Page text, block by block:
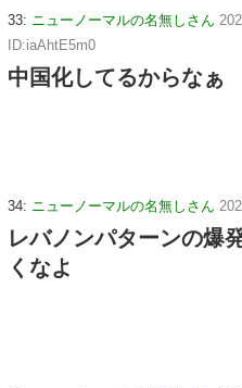
33: ニューノーマルの名無しさん
ID:iaAhtE5m0
中国化してるからなぁ
34: ニューノーマルの名無しさん
レバノンパターンの爆
くなよ